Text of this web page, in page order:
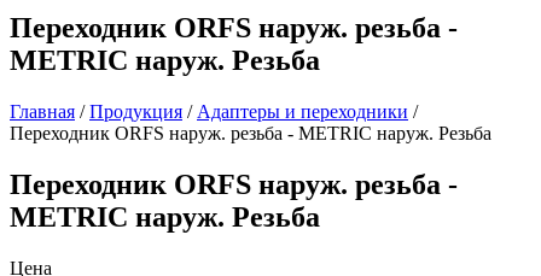
Переходник ORFS наруж. резьба -
METRIC наруж. Резьба
Главная /Продукция / Адаптеры и переходники /
Переходник ORFS наруж. резьба - METRIC наруж. Резьба
Переходник ORFS наруж. резьба -
METRIC наруж. Резьба
Цена